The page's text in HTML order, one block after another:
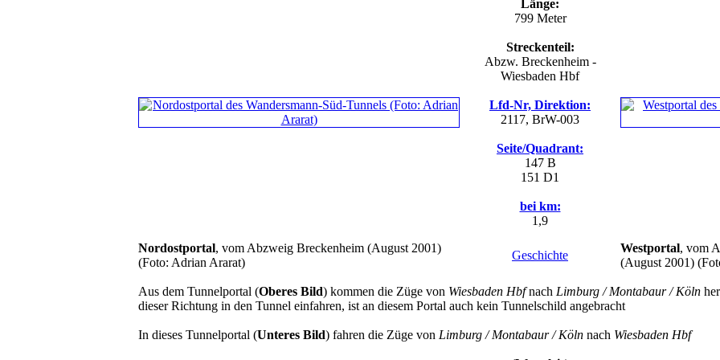
Länge:
799 Meter
Streckenteil:
Abzw. Breckenheim -
Wiesbaden Hbf
Lfd-Nr, Direktion:
2117, BrW-003
Seite/Quadrant:
147 B
151 D1
bei km:
1,9
Nordostportal, vom Abzweig Breckenheim (August 2001)
(Foto: Adrian Ararat)
Geschichte
Westportal, vom
(August 2001)
Aus dem Tunnelportal (Oberes Bild) kommen die Züge von Wiesbaden Hbfnach Limburg / Montabaur / Köln
dieser Richtung in den Tunnel einfahren, ist an diesem Portal auch kein Tunnelschild angebracht
In dieses Tunnelportal (Unteres Bild) fahren die Züge von Limburg / Montabaur / Köln nach Wiesbaden Hbf